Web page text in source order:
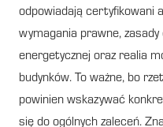
odpowiadają certyfikowani
wymagania prawne,
energetycznej oraz realia
budynków. To ważne, bo
powinien wskazywać
się do ogólnych zaleceń.